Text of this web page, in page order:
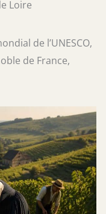
Loire
de l’UNESCO,
de France,